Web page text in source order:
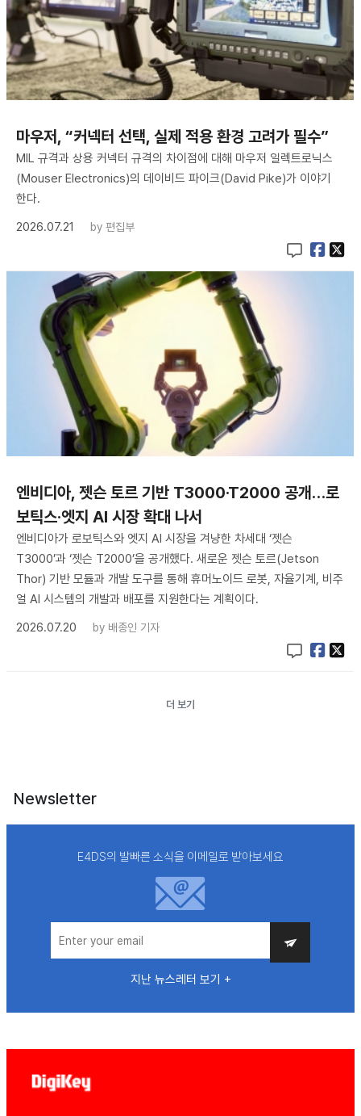
마우저, “커넥터 선택, 실제 적용 환경 고려가 필수”
MIL 규격과 상용 커넥터 규격의 차이점에 대해 마우저 일렉트로닉스
(Mouser Electronics)의 데이비드 파이크(David Pike)가 이야기
한다.
2026.07.21
by 편집부
엔비디아, 젯슨 토르 기반 T3000·T2000 공개…로
보틱스·엣지 AI 시장 확대 나서
엔비디아가 로보틱스와 엣지 AI 시장을 겨냥한 차세대 ‘젯슨
T3000’과 ‘젯슨 T2000’을 공개했다. 새로운 젯슨 토르(Jetson
Thor) 기반 모듈과 개발 도구를 통해 휴머노이드 로봇, 자율기계, 비주
얼 AI 시스템의 개발과 배포를 지원한다는 계획이다.
2026.07.20
by 배종인 기자
더 보기
Newsletter
E4DS의 발빠른 소식을 이메일로 받아보세요
지난 뉴스레터 보기 +